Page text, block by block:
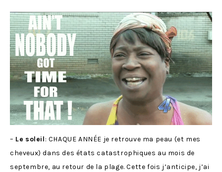
– Le soleil: CHAQUE ANNÉE je retrouve ma peau (et mes
cheveux) dans des états catastrophiques au mois de
septembre, au retour de la plage. Cette fois j’anticipe, j’ai